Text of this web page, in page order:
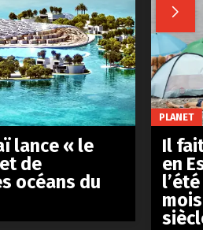

lance « le
de
océans du
PLANET
Il
en